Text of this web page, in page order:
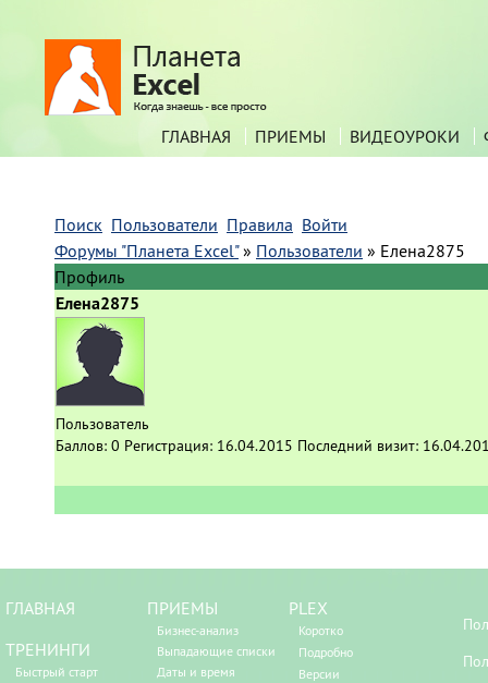
ГЛАВНАЯ ПРИЕМЫ ВИДЕОУРОКИ
Поиск Пользователи Правила Войти
Форумы "Планета Excel" » Пользователи » Елена2875
Профиль
Елена2875
Пользователь
Баллов: 0 Регистрация: 16.04.2015 Последний визит:
ГЛАВНАЯ
ТРЕНИНГИ
Быстрый старт
ПРИЕМЫ
Бизнес-анализ
Выпадающие списки
Даты и время
PLEX
Коротко
Подробно
Версии